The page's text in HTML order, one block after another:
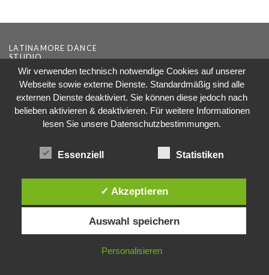
LATINAMORE DANCE
STUDIO
Kurse
Hochzeit
Preismodelle
Datenschutzerklärung
Facebook
Instagram
Wir verwenden technisch notwendige Cookies auf unserer
Webseite sowie externe Dienste. Standardmäßig sind alle
externen Dienste deaktiviert. Sie können diese jedoch nach
belieben aktivieren & deaktivieren. Für weitere Informationen
lesen Sie unsere Datenschutzbestimmungen.
Essenziell Statistiken
✓ Akzeptieren
Auswahl speichern
Personalisieren